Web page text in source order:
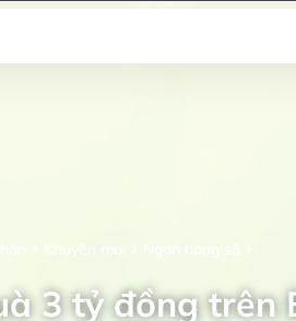
Khuyến mại Ngân hàng số
3 tỷ đồng trên